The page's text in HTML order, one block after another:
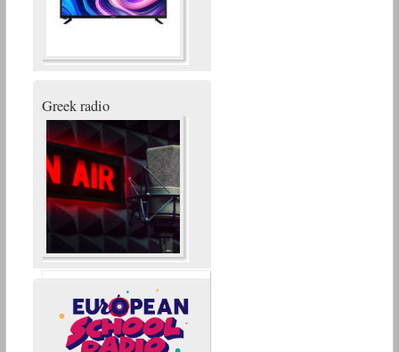
Greek radio